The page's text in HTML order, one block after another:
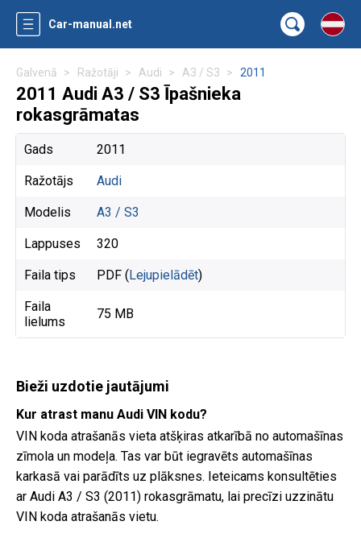
Car-manual.net
Galvenā Ražotāji Audi A3 / S3 2011
2011 Audi A3 / S3 Īpašnieka
rokasgrāmatas
Gads 2011
Ražotājs Audi
Modelis A3 / S3
Lappuses 320
Faila tips PDF (Lejupielādēt)
Faila
lielums
75 MB
Bieži uzdotie jautājumi
Kur atrast manu Audi VIN kodu?
VIN koda atrašanās vieta atšķiras atkarībā no automašīnas
zīmola un modeļa. Tas var būt iegravēts automašīnas
karkasā vai parādīts uz plāksnes. Ieteicams konsultēties
ar Audi A3 / S3 (2011) rokasgrāmatu, lai precīzi uzzinātu
VIN koda atrašanās vietu.